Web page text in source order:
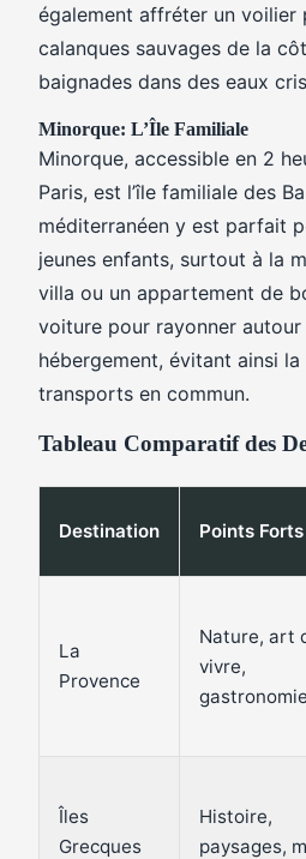
également affréter un voilier
calanques sauvages de la
baignades dans des eaux
Minorque: L’Île Familiale
Minorque, accessible en 2
Paris, est l’île familiale des
méditerranéen y est parfait
jeunes enfants, surtout à la
villa ou un appartement de
voiture pour rayonner
hébergement, évitant ainsi
transports en commun.
Tableau Comparatif des
Destination Points Forts
La
Provence
Nature, art
vivre,
gastronomie
Îles
Grecques
Histoire,
paysages,